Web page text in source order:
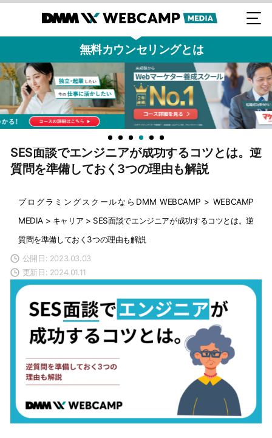
無料カウンセリングとは
SES面談でエンジニアが成功するコツとは。逆
質問を準備しておく3つの理由も解説
プログラミングスクールならDMM WEBCAMP > WEBCAMP
MEDIA > キャリア > SES面談でエンジニアが成功するコツとは。逆
質問を準備しておく3つの理由も解説
公開日: 2023.03.03
更新日: 2024.01.11